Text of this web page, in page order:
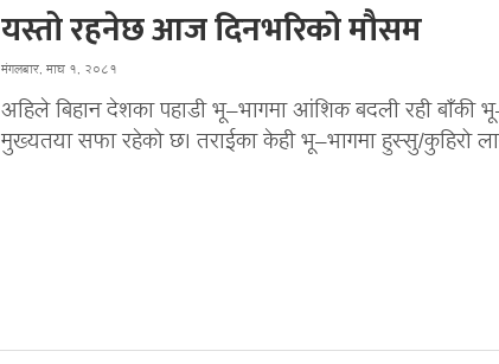
यस्तो रहनेछ आज दिनभरिको मौसम
मंगलबार, माघ १, २०८१
अहिले बिहान देशका पहाडी भू–भागमा आंशिक बदली रही बाँकी
मुख्यतया सफा रहेको छ। तराईका केही भू–भागमा हुस्सु/कुहिरो